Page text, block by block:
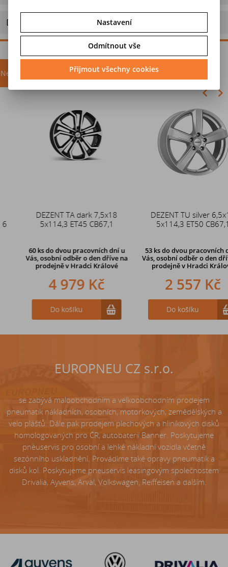
Doporučit výrobek
Nejprodávanější akce
DEZENT TA dark 7,5x18
5x114,3 ET45 CB67,1
do dvou pracovních dní u
Vás, osobní odběr o den dřívena
prodejně v Hradci Králové
4 979 Kč
Do košíku
DEZENT TU silver 6,5x16
5x114,3 ET50 CB67,1
53 ks
do dvou pracovních dní u
Vás, osobní odběr o den dřívena
prodejně v Hradci Králové
2 557 Kč
Do košíku
Duše 12x4 (4.00-4) kovový
zahnutý ventil TR87
242 Kč
Do košíku
EUROPNEU CZ s.r.o.
se zabývá maloobchodním a velkoobchodním prodejem
pneumatik nákladních, osobních, motorkových, zemědělských a
velo plášťů. Dále pak prodejem plechových a hliníkových disků
homologovaných pro ČR, autobaterií Banner. Poskytujeme
pneuservis pro osobní a lehké nákladní vozidla včetně
sezónního uskladnění. Provádíme také opravy pneumatik a
disků kol. Poskytujeme pneuservis leasingovým společnostem
Drivalia, Ayvens, Arval, Volkswagen, Reiffeisen a dalším.
Nastavení
Odmítnout vše
Přijmout všechny cookies